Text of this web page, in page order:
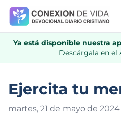
Ya está disponible nuestra
Descárgala en el
Ejercita tu
martes, 21 de mayo de 2024